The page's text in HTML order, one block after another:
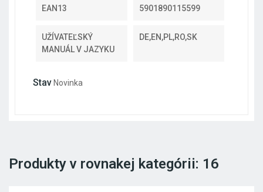
EAN13 5901890115599
UŽÍVATEĽSKÝ
MANUÁL V JAZYKU
DE,EN,PL,RO,SK
Stav Novinka
Produkty v rovnakej kategórii: 16